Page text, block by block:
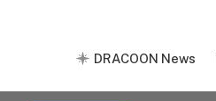
DRACOON News